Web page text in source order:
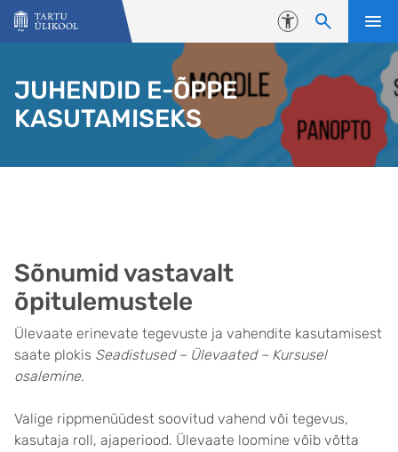
Liigu edasi põhisisu juurde
Juurdepääsetavus
JUHENDID E-ÕPPE
KASUTAMISEKS
Sõnumid vastavalt
õpitulemustele
Ülevaate erinevate tegevuste ja vahendite kasutamisest
saate plokis Seadistused – Ülevaated – Kursusel
osalemine.
Valige rippmenüüdest soovitud vahend või tegevus,
kasutaja roll, ajaperiood. Ülevaate loomine võib võtta